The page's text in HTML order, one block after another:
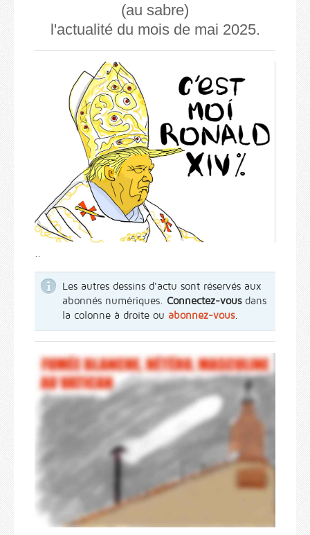
(au sabre)
l'actualité du mois de mai 2025.
Les autres dessins d'actu sont réservés aux
abonnés numériques. Connectez-vousdans
la colonne à droite ou abonnez-vous.